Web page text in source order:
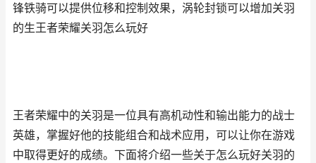
锋铁骑可以提供位移和控制效果，涡轮封锁可以增加关羽
的生王者荣耀关羽怎么玩好
王者荣耀中的关羽是一位具有高机动性和输出能力的战士
英雄，掌握好他的技能组合和战术应用，可以让你在游戏
中取得更好的成绩。下面将介绍一些关于怎么玩好关羽的